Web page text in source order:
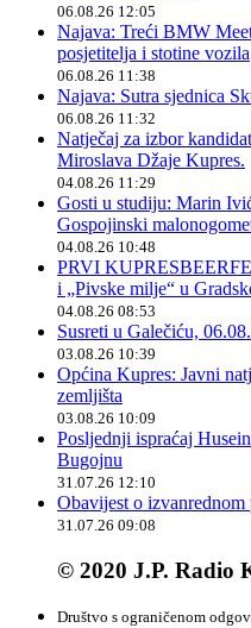
06.08.26 12:05
Najava: Treći BMW
posjetitelja i stotine vozila
06.08.26 11:38
Najava: Sutra sjednica
06.08.26 11:32
Natječaj za izbor
Miroslava Džaje Kupres.
04.08.26 11:29
Gosti u studiju: Marin
Gospojinski
04.08.26 10:48
PRVI
i „Pivske milje“ u
04.08.26 08:53
Susreti u Galečiću,
03.08.26 10:39
Općina Kupres: Javni
zemljišta
03.08.26 10:09
Posljednji ispraćaj
Bugojnu
31.07.26 12:10
Obavijest o izvanrednom
31.07.26 09:08
© 2020 J.P. Radio
Društvo s ograničenom